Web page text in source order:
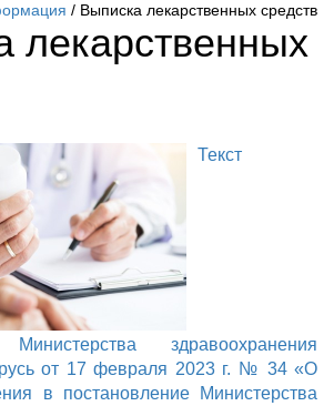
/ Выписка лекарственных средств
лекарственных
Текст
Министерства здравоохранения
от 17 февраля 2023 г. № 34 «О
в постановление Министерства